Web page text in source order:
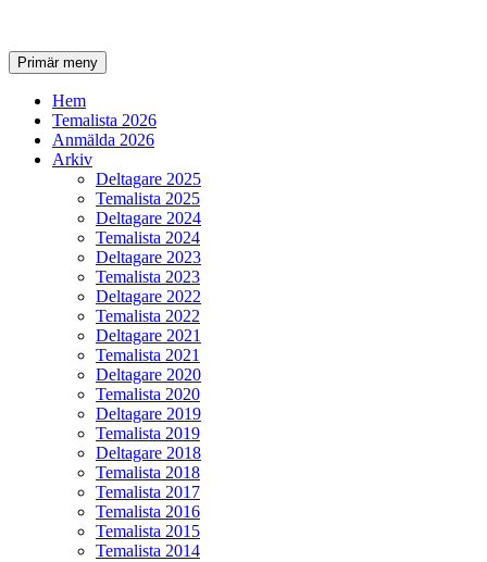
SökPrimär meny Gå
till
Hem
Temalista 2026
Anmälda 2026
Arkiv
Deltagare 2025
Temalista 2025
Deltagare 2024
Temalista 2024
Deltagare 2023
Temalista 2023
Deltagare 2022
Temalista 2022
Deltagare 2021
Temalista 2021
Deltagare 2020
Temalista 2020
Deltagare 2019
Temalista 2019
Deltagare 2018
Temalista 2018
Temalista 2017
Temalista 2016
Temalista 2015
Temalista 2014